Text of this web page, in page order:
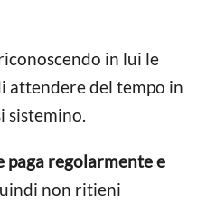
in lui le
attendere del tempo in
sistemino.
paga regolarmente e
non ritieni